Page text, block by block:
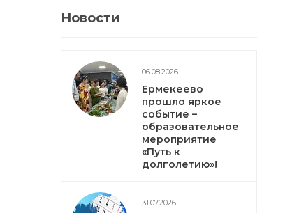
Новости
06.08.2026
Ермекеево
прошло яркое
событие –
образовательное
мероприятие
«Путь к
долголетию»!
31.07.2026